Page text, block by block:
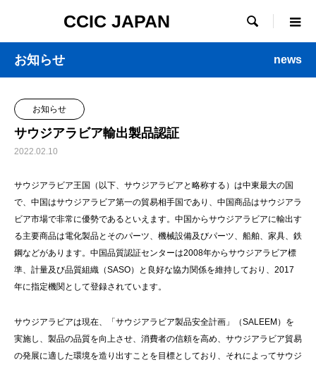
CCIC JAPAN 
お知らせ news
お知らせ
サウジアラビア輸出製品認証
2022.02.10
サウジアラビア王国（以下、サウジアラビアと略称する）は中東最大の国
で、中国はサウジアラビア第一の貿易相手国であり、中国商品はサウジアラ
ビア市場で非常に優勢であるといえます。中国からサウジアラビアに輸出す
る主要商品は電化製品とそのパーツ、機械設備及びパーツ、船舶、家具、鉄
鋼などがあります。中国品質認証センターは2008年からサウジアラビア標
準、計量及び品質組織（SASO）と良好な協力関係を維持しており、2017
年に指定機関として登録されています。
サウジアラビアは現在、「サウジアラビア製品安全計画」（SALEEM）を
実施し、製品の品質を向上させ、消費者の信頼を高め、サウジアラビア貿易
の発展に適した環境を造り出すことを目標としており、それによってサウジ